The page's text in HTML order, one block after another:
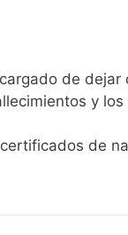
de dejar
y
de